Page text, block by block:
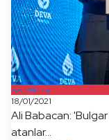
Basın/Medya
18/01/2021
Ali Babacan:
atanlar...